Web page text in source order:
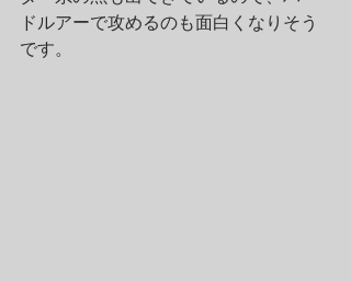
ドルアーで攻めるのも面白くなりそう
です。